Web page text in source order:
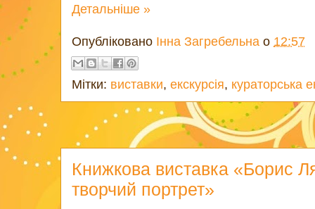
Детальніше »
Опубліковано Інна Загребельна о 12:57
Мітки: виставки, екскурсія, кураторська
Книжкова виставка «Борис
творчий портрет»